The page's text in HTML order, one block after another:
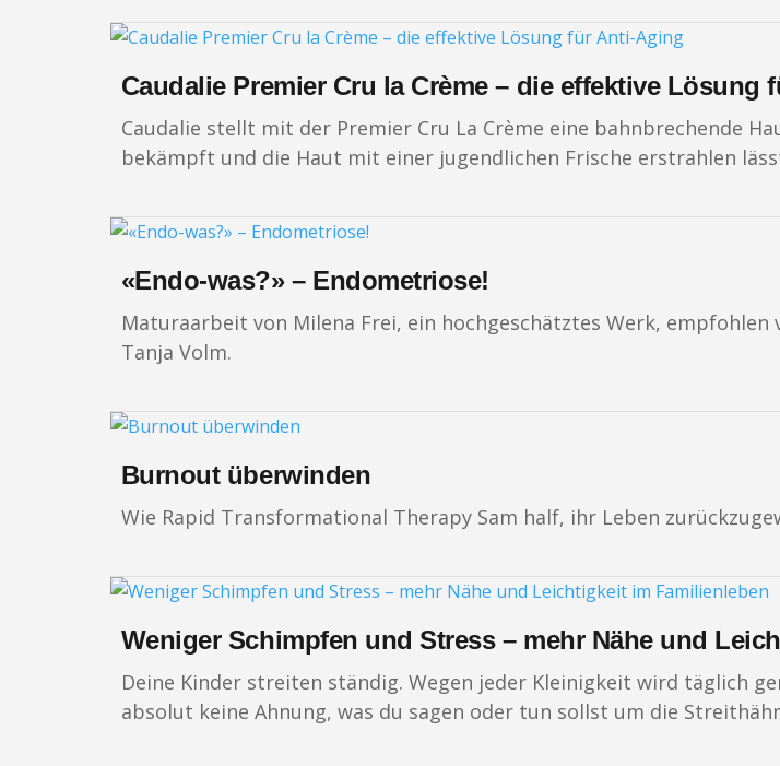
Caudalie Premier Cru la Crème – die effektive Lösung
Caudalie stellt mit der Premier Cru La Crème eine bahnbrechende
bekämpft und die Haut mit einer jugendlichen Frische erstrahlen
«Endo-was?» – Endometriose!
Maturaarbeit von Milena Frei, ein hochgeschätztes Werk, empfohlen
Tanja Volm.
Burnout überwinden
Wie Rapid Transformational Therapy Sam half, ihr Leben
Weniger Schimpfen und Stress – mehr Nähe und
Deine Kinder streiten ständig. Wegen jeder Kleinigkeit wird täglich
absolut keine Ahnung, was du sagen oder tun sollst um die